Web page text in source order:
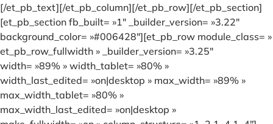
[/et_pb_text][/et_pb_column][/et_pb_row][/et_pb_section]
[et_pb_section fb_built= »1″ _builder_version= »3.22″
background_color= »#006428″][et_pb_row module_class= »
et_pb_row_fullwidth » _builder_version= »3.25″
width= »89% » width_tablet= »80% »
width_last_edited= »on|desktop » max_width= »89% »
max_width_tablet= »80% »
max_width_last_edited= »on|desktop »